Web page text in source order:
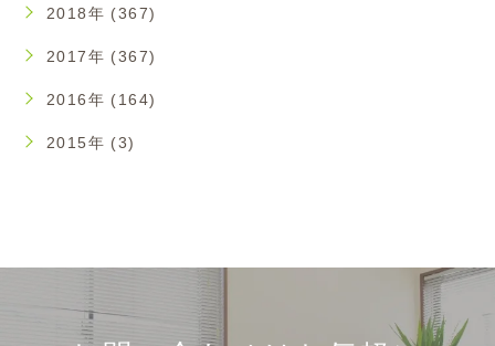
2018年 (367)
2017年 (367)
2016年 (164)
2015年 (3)